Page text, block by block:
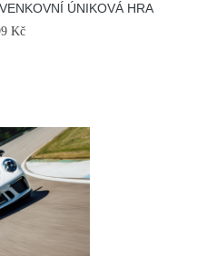
ÚNIKOVÁ HRA
Kč